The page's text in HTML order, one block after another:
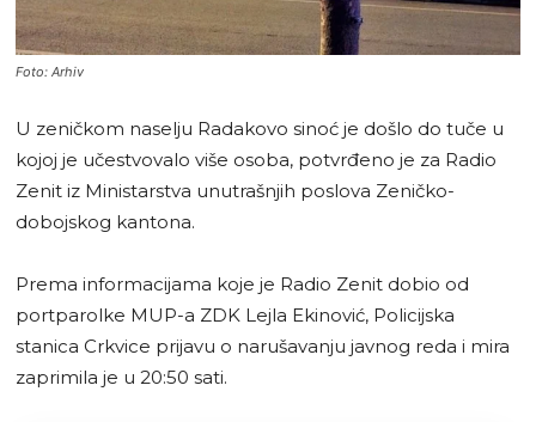
Foto: Arhiv
U zeničkom naselju Radakovo sinoć je došlo do tuče u
kojoj je učestvovalo više osoba, potvrđeno je za Radio
Zenit iz Ministarstva unutrašnjih poslova Zeničko-
dobojskog kantona.
Prema informacijama koje je Radio Zenit dobio od
portparolke MUP-a ZDK Lejla Ekinović, Policijska
stanica Crkvice prijavu o narušavanju javnog reda i mira
zaprimila je u 20:50 sati.